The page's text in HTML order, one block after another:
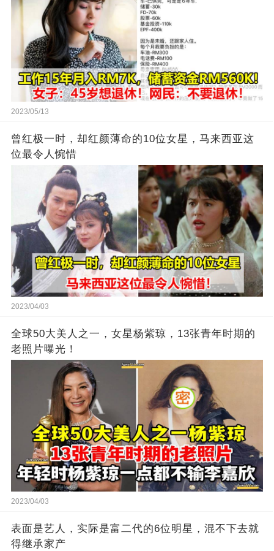
2023/05/13
曾红极一时，却红颜薄命的10位女星，马来西亚这
位最令人惋惜
2023/04/03
全球50大美人之一，女星杨紫琼，13张青年时期的
老照片曝光！
2023/04/03
表面是艺人，实际是富二代的6位明星，混不下去就
得继承家产